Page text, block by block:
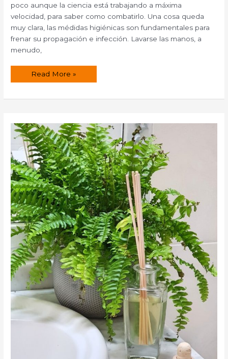
poco aunque la ciencia está trabajando a máxima
velocidad, para saber como combatirlo. Una cosa queda
muy clara, las médidas higiénicas son fundamentales para
frenar su propagación e infección. Lavarse las manos, a
menudo,
Gel
Read More »